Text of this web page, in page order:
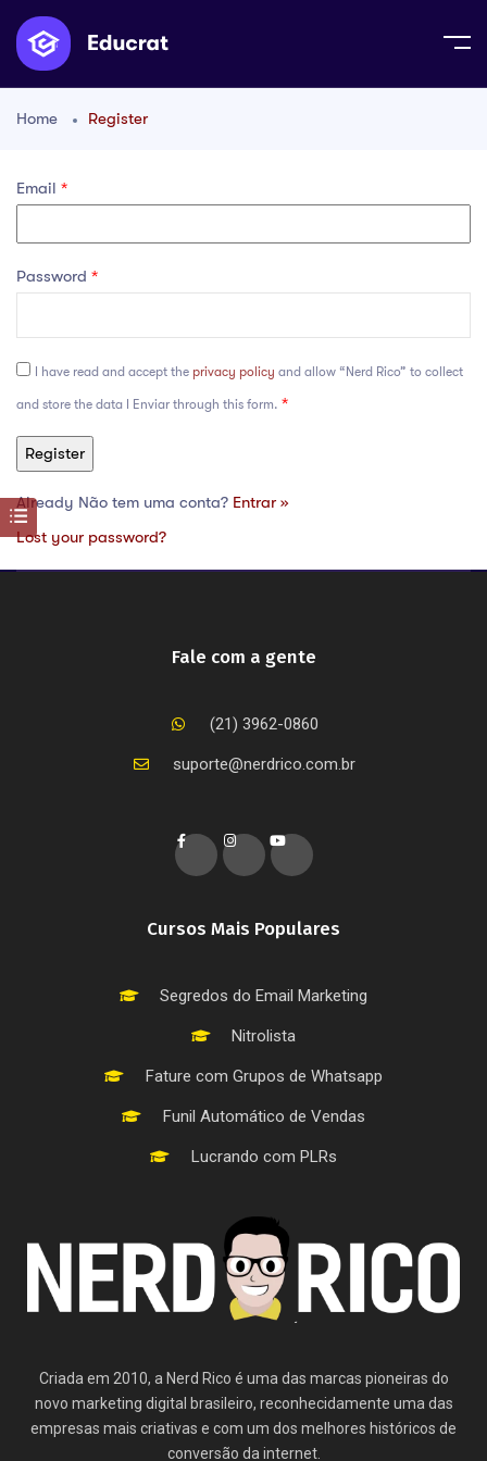
Home Register
Email *
Password *
I have read and accept the privacy policy and allow “Nerd Rico” to collect
and store the data I Enviar through this form. *
Already Não tem uma conta? Entrar »
Lost your password?
Criada em 2010, a Nerd Rico é uma das marcas pioneiras do
novo marketing digital brasileiro, reconhecidamente uma das
empresas mais criativas e com um dos melhores históricos de
conversão da internet.
Cursos Mais Populares
Segredos do Email Marketing
Nitrolista
Fature com Grupos de Whatsapp
Funil Automático de Vendas
Lucrando com PLRs
Fale com a gente
(21) 3962-0860
suporte@nerdrico.com.br